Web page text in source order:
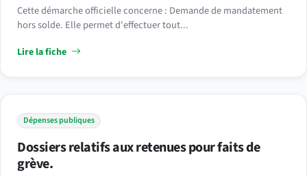
Cette démarche officielle concerne : Demande de mandatement
hors solde. Elle permet d'effectuer tout...
Lire la fiche
Dépenses publiques
Dossiers relatifs aux retenues pour faits de
grève.